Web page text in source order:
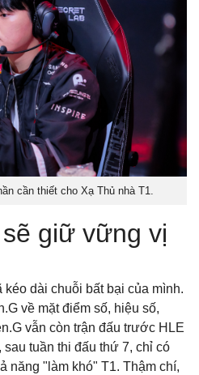
cần thiết cho Xạ Thủ nhà T1.
giữ vững vị
dài chuỗi bất bại của mình.
về mặt điểm số, hiệu số,
vẫn còn trận đấu trước HLE
tuần thi đấu thứ 7, chỉ có
năng "làm khó" T1. Thậm chí,